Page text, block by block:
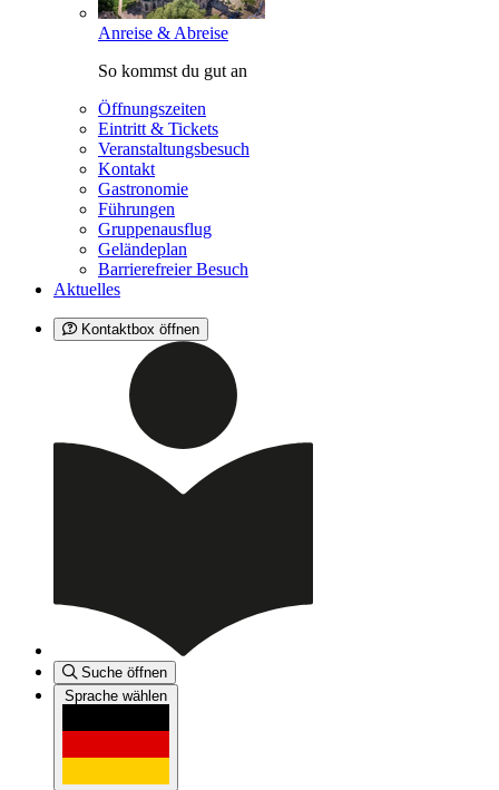
Anreise & Abreise
So kommst du gut an
Öffnungszeiten
Eintritt & Tickets
Veranstaltungsbesuch
Kontakt
Gastronomie
Führungen
Gruppenausflug
Geländeplan
Barrierefreier Besuch
Aktuelles
Kontaktbox öffnen
Suche öffnen
Sprache wählen